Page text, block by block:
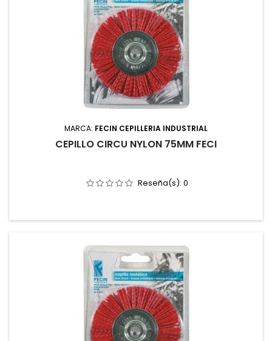
MARCA: FECIN CEPILLERIA INDUSTRIAL
CEPILLO CIRCU NYLON 75MM FECI
Reseña(s): 0